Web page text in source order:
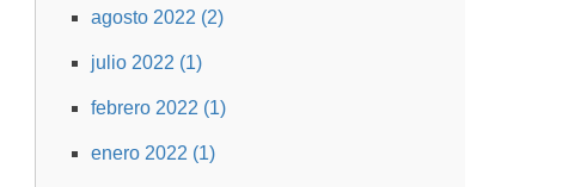
agosto 2022 (2)
julio 2022 (1)
febrero 2022 (1)
enero 2022 (1)